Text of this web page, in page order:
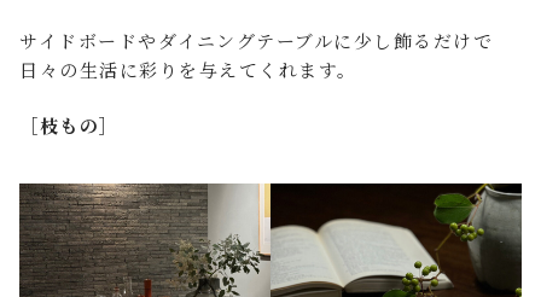
サイドボードやダイニングテーブルに少し飾るだけで
日々の生活に彩りを与えてくれます。
［枝もの］